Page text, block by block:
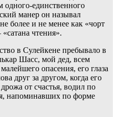
одного-единственного
манер он называл
более и не менее как «чорт
чтения».
в Сулейкене пребывало в
Шасс, мой дед, всем
опасения, его глаза
друг за другом, когда его
от счастья, водил по
напоминавших по форме